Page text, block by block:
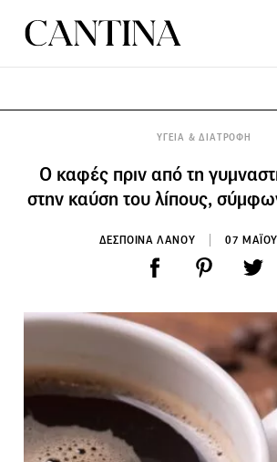
ΥΓΕΙΑ & ΔΙΑΤΡΟΦΗ
Ο καφές πριν από τη
στην καύση του λίπους,
ΔΕΣΠΟΙΝΑ ΛΑΝΟΥ 07